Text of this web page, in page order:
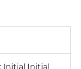
Initial Initial